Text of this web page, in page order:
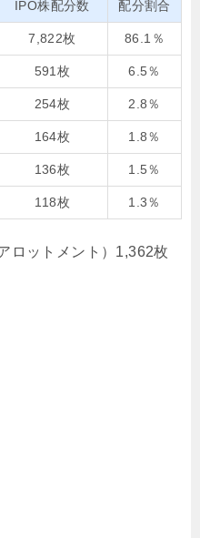
IPO株配分数 配分割合
7,822枚 86.1％
591枚 6.5％
254枚 2.8％
164枚 1.8％
136枚 1.5％
118枚 1.3％
ロットメント）1,362枚